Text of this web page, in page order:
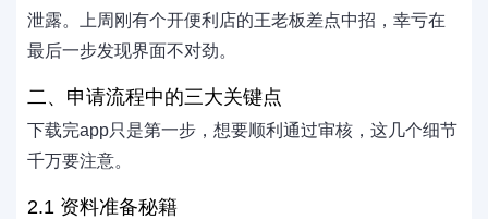
泄露。上周刚有个开便利店的王老板差点中招，幸亏在
最后一步发现界面不对劲。
二、申请流程中的三大关键点
下载完app只是第一步，想要顺利通过审核，这几个细节
千万要注意。
2.1 资料准备秘籍